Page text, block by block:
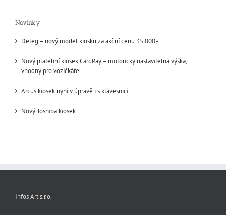
Novinky
Deleg – nový model kiosku za akční cenu 35 000,-
Nový platební kiosek CardPay – motoricky nastavitelná výška,
vhodný pro vozíčkáře
Arcus kiosek nyní v úpravě i s klávesnicí
Nový Toshiba kiosek
Infos Art s.r.o.